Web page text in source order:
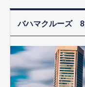
バハマクルーズ 8